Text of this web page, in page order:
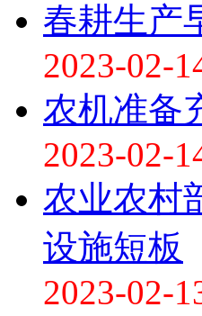
春耕生产
2023-02-
农机准备
2023-02-
农业农村
设施短板
2023-02-